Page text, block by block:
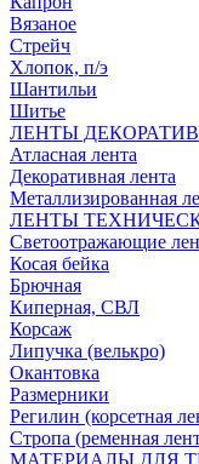
Вязаное
Стрейч
Хлопок, п/э
Шантильи
Шитье
ЛЕНТЫ
Атласная лента
Декоративная лента
Металлизированная
ЛЕНТЫ
Светоотражающие
Косая бейка
Брючная
Киперная, СВЛ
Корсаж
Липучка (велькро)
Окантовка
Размерники
Регилин (корсетная
Стропа (ременная
МАТЕРИАЛЫ ДЛЯ